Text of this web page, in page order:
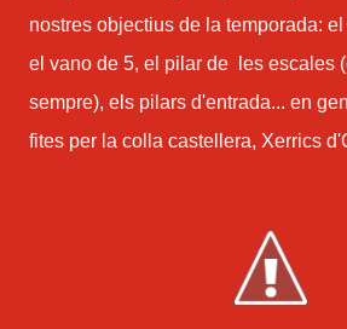
nostres objectius de la temporada:
el vano de 5, el pilar de les escales
sempre), els pilars d'entrada... en
fites per la colla castellera, Xerrics